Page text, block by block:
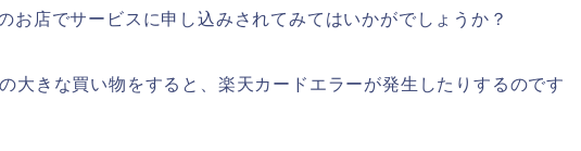
お店でサービスに申し込みされてみてはいかがでしょうか？
大きな買い物をすると、楽天カードエラーが発生したりするのです